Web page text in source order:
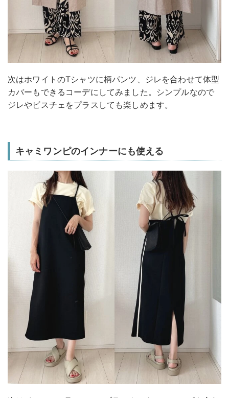
次はホワイトのTシャツに柄パンツ、ジレを合わせて体型
カバーもできるコーデにしてみました。シンプルなので
ジレやビスチェをプラスしても楽しめます。
キャミワンピのインナーにも使える